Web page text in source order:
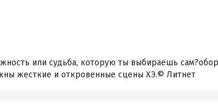
или судьба, которую ты выбираешь
жесткие и откровенные сцены ХЭ.© Литнет